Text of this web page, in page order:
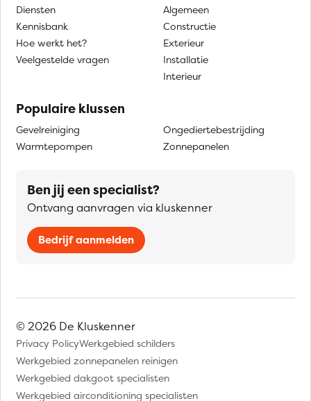
Diensten
Kennisbank
Hoe werkt het?
Veelgestelde vragen
Algemeen
Constructie
Exterieur
Installatie
Interieur
Populaire klussen
Gevelreiniging
Warmtepompen
Ongediertebestrijding
Zonnepanelen
Ben jij een specialist?
Ontvang aanvragen via kluskenner
Bedrijf aanmelden
© 2026 De Kluskenner
Privacy PolicyWerkgebied schilders
Werkgebied zonnepanelen reinigen
Werkgebied dakgoot specialisten
Werkgebied airconditioning specialisten